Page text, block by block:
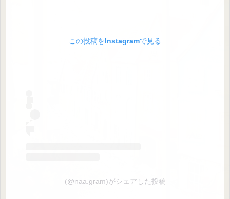
この投稿をInstagramで見る
(@naa.gram)がシェアした投稿